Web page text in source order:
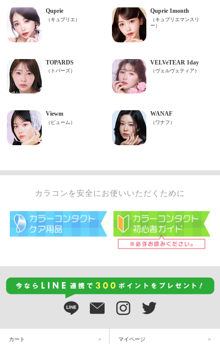
カラコンを安全にお使いいただくために
カート マイページ